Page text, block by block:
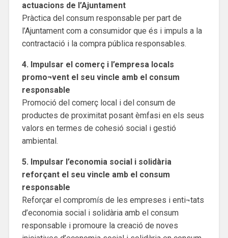
actuacions de l’Ajuntament
Pràctica del consum responsable per part de
l’Ajuntament com a consumidor que és i impuls a la
contractació i la compra pública responsables.
4. Impulsar el comerç i l’empresa locals
promo¬vent el seu vincle amb el consum
responsable
Promoció del comerç local i del consum de
productes de proximitat posant èmfasi en els seus
valors en termes de cohesió social i gestió
ambiental.
5. Impulsar l’economia social i solidària
reforçant el seu vincle amb el consum
responsable
Reforçar el compromís de les empreses i enti¬tats
d’economia social i solidària amb el consum
responsable i promoure la creació de noves